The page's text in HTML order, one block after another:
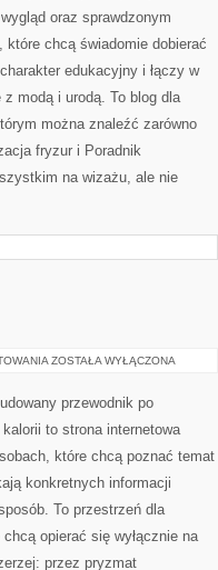
oraz sprawdzonym
które chcą świadomie dobierać
edukacyjny i łączy w
modą i urodą. To blog dla
można znaleźć zarówno
fryzur i Poradnik
na wizażu, ale nie
DIETY
ŻYWIENIOWE
ZOSTAŁA WYŁĄCZONA
przewodnik po
to strona internetowa
które chcą poznać temat
konkretnych informacji
To przestrzeń dla
opierać się wyłącznie na
przez pryzmat